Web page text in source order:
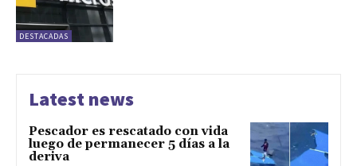
DESTACADAS
Latest news
Pescador es rescatado con vida
luego de permanecer 5 días a la
deriva